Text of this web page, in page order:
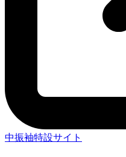
中振袖特設サイト